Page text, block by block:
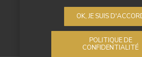
OK, JE SUIS
POLITIQUE DE
CONFIDENTIALITÉ